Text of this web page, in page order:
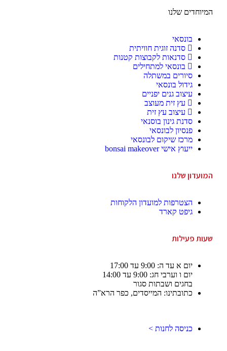
המיוחדים שלנו
בונסאי
סדנה זוגית חוויתית
סדנאות לקבוצות קטנות
בונסאי למתחילים
סיורים במשתלה
גידול בונסאי
עיצוב גנים יפניים
עץ זית מעוצב
עיצוב עץ זית
סדנת גינון בוסנאי
פנסיון לבונסאי
מרכז שיקום לבונסאי
ייעוץ אישי bonsai makeover
המועדון שלנו
הצטרפות למועדון הלקוחות
גיפט קארד
שעות פעילות
יום א עד ה: 9:00 עד 17:00
יום ו וערבי חג: 9:00 עד 14:00
בחגים ושבתות סגור
כתובתינו: המייסדים, כפר הרא”ה
כניסה לחנות >